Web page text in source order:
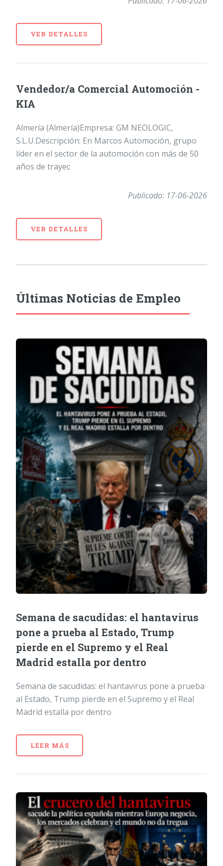
VER DETALLES
Vendedor/a Comercial Automoción -
KIA
Almería (Almería)Empresa: GM NEOLOGIC,
S.L.U.Descripción: En Marcos Automoción, grupo
líder en el sector de la automoción con más de 50
años de trayec
Publicado: 17-06-2026
VER DETALLES
Últimas Noticias de Empleo
Semana de sacudidas: el hantavirus
pone a prueba al Estado, Trump
pierde en el Supremo y el Real
Madrid estalla por dentro
Semana de sacudidas: el hantavirus pone a prueba
al Estado, Trump pierde en el Supremo y el Real
Madrid estalla por dentro
LEER MÁS